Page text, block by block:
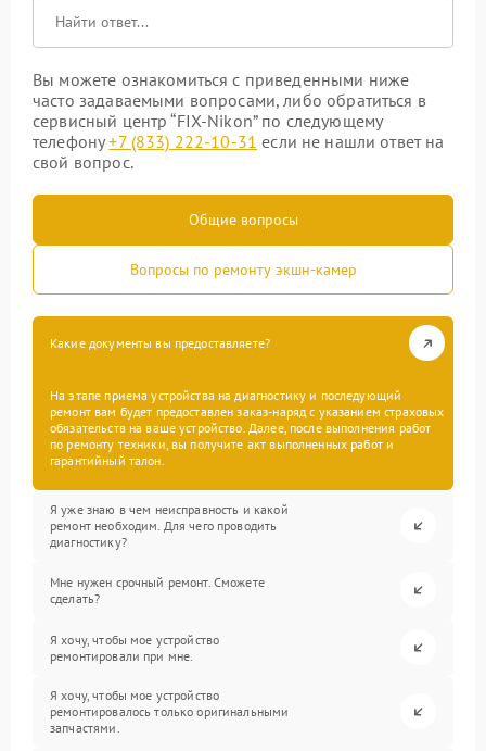
Вы можете ознакомиться с приведенными ниже
часто задаваемыми вопросами, либо обратиться в
сервисный центр “FIX-Nikon” по следующему
телефону+7 (833) 222-10-31 если не нашли ответ на
свой вопрос.
Общие вопросы
Вопросы по ремонту экшн-камер
Какие документы вы предоставляете?
На этапе приема устройства на диагностику и последующий
ремонт вам будет предоставлен заказ-наряд с указанием страховых
обязательств на ваше устройство. Далее, после выполнения работ
по ремонту техники, вы получите акт выполненных работ и
гарантийный талон.
Я уже знаю в чем неисправность и какой
ремонт необходим. Для чего проводить
диагностику?
Мне нужен срочный ремонт. Сможете
сделать?
Я хочу, чтобы мое устройство
ремонтировали при мне.
Я хочу, чтобы мое устройство
ремонтировалось только оригинальными
запчастями.